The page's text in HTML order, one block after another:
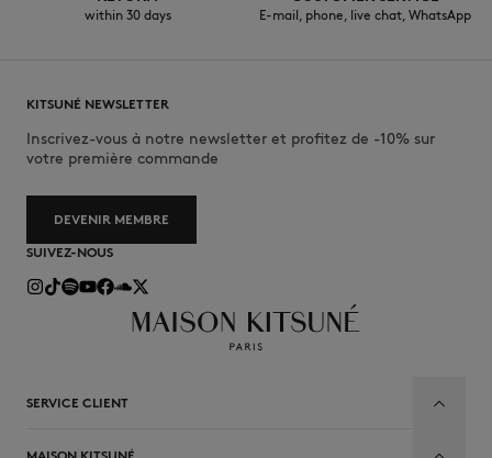
within 30 days E-mail, phone, live chat, WhatsApp
KITSUNÉ NEWSLETTER
Inscrivez-vous à notre newsletter et profitez de -10% sur
votre première commande
DEVENIR MEMBRE
SUIVEZ-NOUS
SERVICE CLIENT